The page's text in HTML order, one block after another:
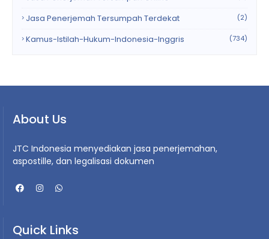
Jasa Penerjemah Tersumpah Terdekat (2)
Kamus-Istilah-Hukum-Indonesia-Inggris (734)
About Us
JTC Indonesia menyediakan jasa penerjemahan,
aspostille, dan legalisasi dokumen
Quick Links